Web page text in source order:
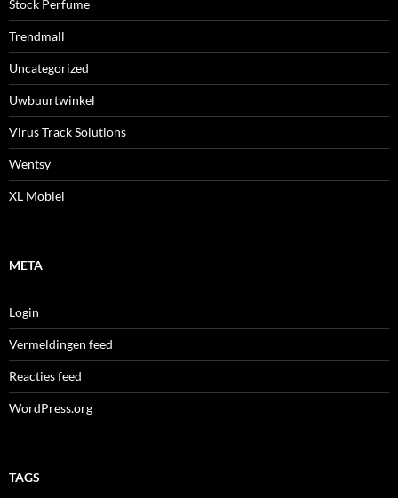
Stock Perfume
Trendmall
Uncategorized
Uwbuurtwinkel
Virus Track Solutions
Wentsy
XL Mobiel
META
Login
Vermeldingen feed
Reacties feed
WordPress.org
TAGS